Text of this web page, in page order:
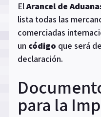
ElArancel de
lista todas las
comerciadas
un código que será
declaración.
para la